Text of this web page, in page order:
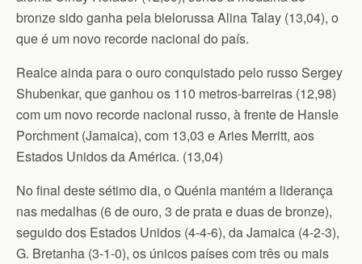
bronze sido ganha pela bielorussa Alina Talay (13,04), o
que é um novo recorde nacional do país.
Realce ainda para o ouro conquistado pelo russo Sergey
Shubenkar, que ganhou os 110 metros-barreiras (12,98)
com um novo recorde nacional russo, à frente de Hansle
Porchment (Jamaica), com 13,03 e Aries Merritt, aos
Estados Unidos da América. (13,04)
No final deste sétimo dia, o Quénia mantém a liderança
nas medalhas (6 de ouro, 3 de prata e duas de bronze),
seguido dos Estados Unidos (4-4-6), da Jamaica (4-2-3),
G. Bretanha (3-1-0), os únicos países com três ou mais